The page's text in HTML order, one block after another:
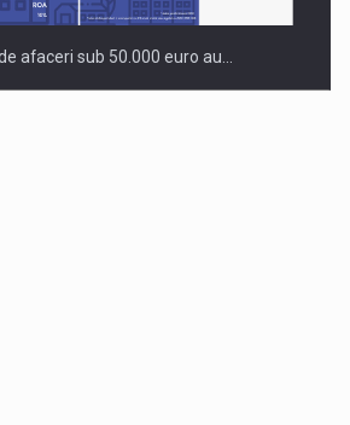
afaceri sub 50.000 euro au…